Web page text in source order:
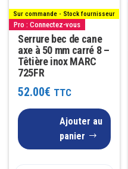
Sur commande - Stock fournisseur
Pro : Connectez-vous
Serrure bec de cane
axe à 50 mm carré 8 –
Têtière inox MARC
725FR
52.00€ TTC
Ajouter au
panier